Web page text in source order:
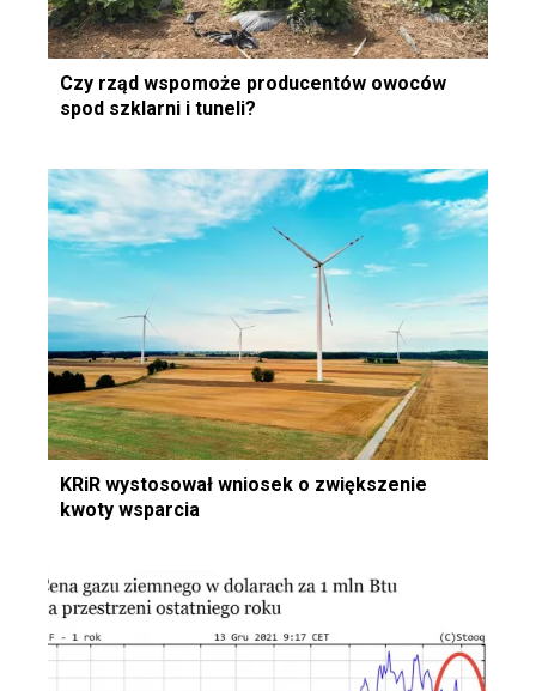
Czy rząd wspomoże producentów owoców
spod szklarni i tuneli?
KRiR wystosował wniosek o zwiększenie
kwoty wsparcia